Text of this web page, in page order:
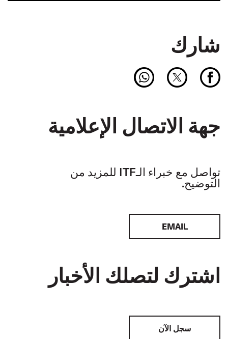
شارك
جهة الاتصال الإعلامية
تواصل مع خبراء الـITF للمزيد من
التوضيح.
EMAIL
اشترك لتصلك الأخبار
سجل الآن